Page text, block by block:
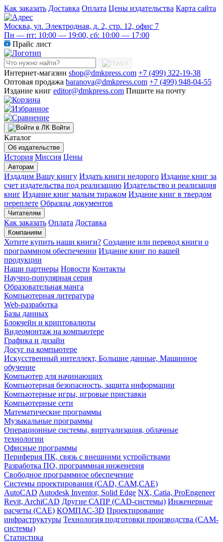
Как заказать Доставка Оплата Цены издательства Карта сайта
Москва, ул. Электродная, д. 2, стр. 12, офис 7
Пн — пт: 10:00 — 19:00, сб: 10:00 — 17:00
Прайс лист
Интернет-магазин shop@dmkpress.com +7 (499) 322-19-38
Оптовая продажа baranova@dmkpress.com +7 (499) 948-04-55
Издание книг editor@dmkpress.com Пишите на почту
Войти
Каталог
Об издательстве
История Миссия Цены
Авторам
Издадим Вашу книгу Издать книги недорого Издание книг за
счет издательства под реализацию Издательство и реализация
книг Издание книг малым тиражом Издание книг в твердом
переплете Образцы документов
Читателям
Как заказать Оплата Доставка
Компаниям
Хотите купить наши книги? Создание или перевод книги о
программном обеспечении Издание книг по вашей
продукции
Наши партнеры Новости Контакты
Научно-популярная серия
Образовательная манга
Компьютерная литература
Web-разработка
Базы данных
Блокчейн и криптовалюты
Видеомонтаж на компьютере
Графика и дизайн
Досуг на компьютере
Искусственный интеллект, Большие данные, Машинное
обучение
Компьютер для начинающих
Компьютерная безопасность, защита информации
Компьютерные игры, игровые приставки
Компьютерные сети
Математические программы
Музыкальные программы
Операционные системы, виртуализация, облачные
технологии
Офисные программы
Периферия ПК, связь с внешними устройствами
Разработка ПО, программная инженерия
Свободное программное обеспечение
Системы проектирования (CAD, CAM,CAE)
AutoCAD Autodesk Inventor, Solid Edge NX, Catia, ProEngeneer
Revit, ArchiCAD Другие САПР (CAD-системы) Инженерные
расчеты (CAE) КОМПАС-3D Проектирование
инфраструктуры Технология подготовки производства (CAM-
системы)
Статистика